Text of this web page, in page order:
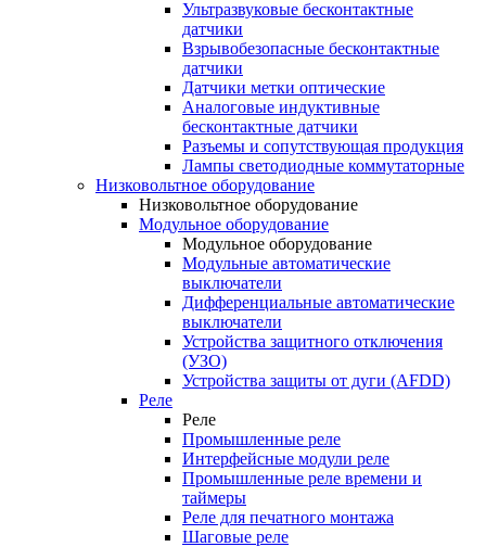
Ультразвуковые бесконтактные
датчики
Взрывобезопасные бесконтактные
датчики
Датчики метки оптические
Аналоговые индуктивные
бесконтактные датчики
Разъемы и сопутствующая продукция
Лампы светодиодные коммутаторные
Низковольтное оборудование
Низковольтное оборудование
Модульное оборудование
Модульное оборудование
Модульные автоматические
выключатели
Дифференциальные автоматические
выключатели
Устройства защитного отключения
(УЗО)
Устройства защиты от дуги (AFDD)
Реле
Реле
Промышленные реле
Интерфейсные модули реле
Промышленные реле времени и
таймеры
Реле для печатного монтажа
Шаговые реле